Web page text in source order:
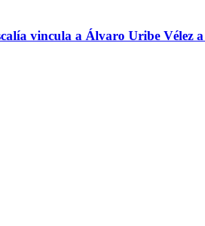
vincula a Álvaro Uribe Vélez